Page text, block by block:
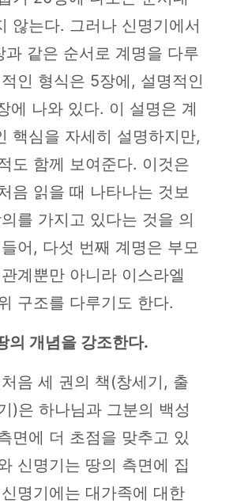
않는다. 그러나 신명기에서
과 같은 순서로 계명을 다루
인 형식은 5장에, 설명적인
에 나와 있다. 이 설명은 계
핵심을 자세히 설명하지만,
도 함께 보여준다. 이것은
음 읽을 때 나타나는 것보
를 가지고 있다는 것을 의
어, 다섯 번째 계명은 부모
계뿐만 아니라 이스라엘
구조를 다루기도 한다.
의 개념을 강조한다.
음 세 권의 책(창세기, 출
)은 하나님과 그분의 백성
면에 더 초점을 맞추고 있
신명기는 땅의 측면에 집
명기에는 대가족에 대한